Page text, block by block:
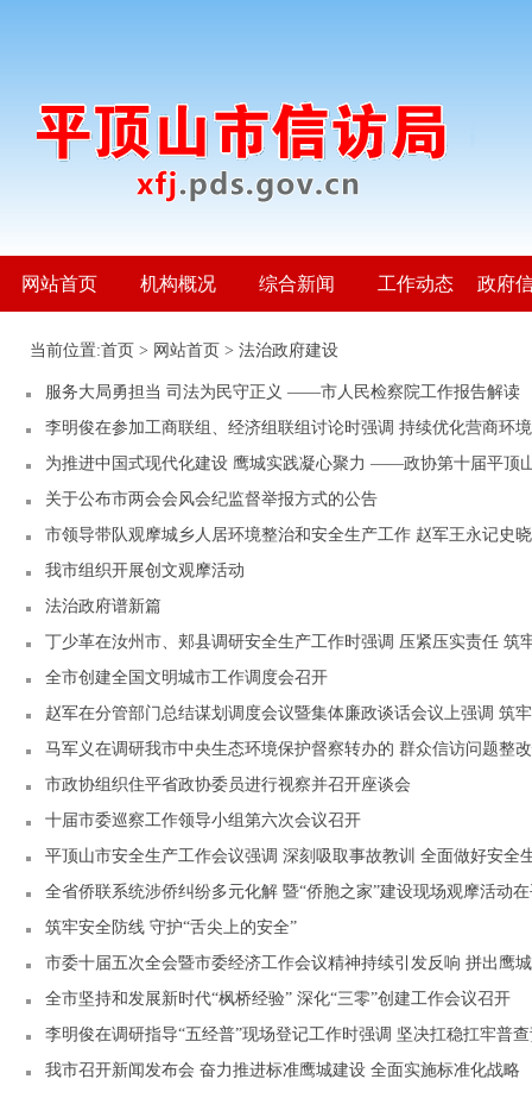
网站首页 机构概况 综合新闻 工作动态 政府
当前位置:首页 > 网站首页 > 法治政府建设
服务大局勇担当 司法为民守正义 ——市人民检察院工作报告解读
李明俊在参加工商联组、经济组联组讨论时强调 持续优化营商环
为推进中国式现代化建设 鹰城实践凝心聚力 ——政协第十届平顶
关于公布市两会会风会纪监督举报方式的公告
市领导带队观摩城乡人居环境整治和安全生产工作 赵军王永记史
我市组织开展创文观摩活动
法治政府谱新篇
丁少革在汝州市、郏县调研安全生产工作时强调 压紧压实责任 筑
全市创建全国文明城市工作调度会召开
赵军在分管部门总结谋划调度会议暨集体廉政谈话会议上强调 筑
马军义在调研我市中央生态环境保护督察转办的 群众信访问题整
市政协组织住平省政协委员进行视察并召开座谈会
十届市委巡察工作领导小组第六次会议召开
平顶山市安全生产工作会议强调 深刻吸取事故教训 全面做好安全
全省侨联系统涉侨纠纷多元化解 暨“侨胞之家”建设现场观摩活动
筑牢安全防线 守护“舌尖上的安全”
市委十届五次全会暨市委经济工作会议精神持续引发反响 拼出鹰
全市坚持和发展新时代“枫桥经验” 深化“三零”创建工作会议召开
李明俊在调研指导“五经普”现场登记工作时强调 坚决扛稳扛牢普
我市召开新闻发布会 奋力推进标准鹰城建设 全面实施标准化战略